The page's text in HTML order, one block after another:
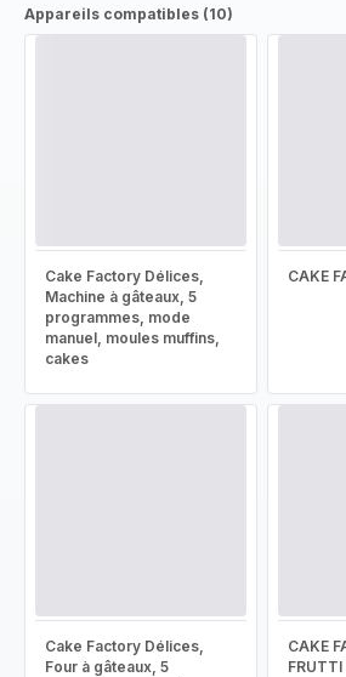
Appareils compatibles (10)
Cake Factory Délices,
Machine à gâteaux, 5
programmes, mode
manuel, moules muffins,
cakes
CAKE
Cake Factory Délices,
Four à gâteaux, 5
CAKE
FRUTTI